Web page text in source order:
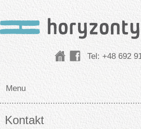
Tel: +48 692
Menu
Kontakt